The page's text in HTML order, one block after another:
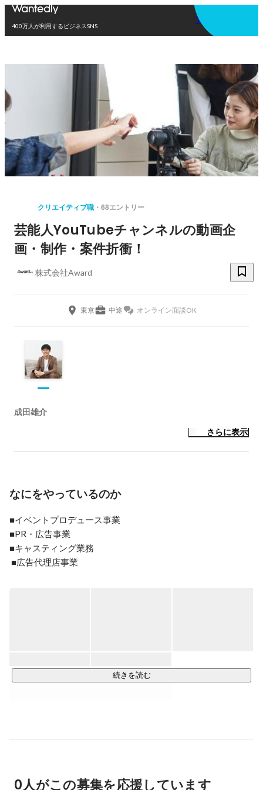
400万人が利用するビジネスSNS
アプリを使う
クリエイティブ職 68エントリー
芸能人YouTubeチャンネルの動画企
画・制作・案件折衝！
株式会社Award
東京 中途 オンライン面談OK
成田雄介
さらに表示
なにをやっているのか
■イベントプロデュース事業
■PR・広告事業
■キャスティング業務
続きを読む
0人がこの募集を応援しています